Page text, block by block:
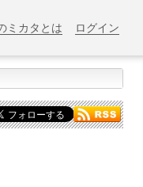
ミカタとは ログイン